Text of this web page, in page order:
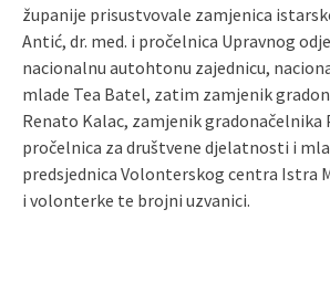
županije prisustvovale zamjenica
Antić, dr. med. i pročelnica Upravnog
nacionalnu autohtonu zajednicu,
mlade Tea Batel, zatim zamjenik
Renato Kalac, zamjenik gradonačelnika
pročelnica za društvene djelatnosti i
predsjednica Volonterskog centra Istra
i volonterke te brojni uzvanici.